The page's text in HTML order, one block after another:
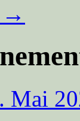
→
Mai